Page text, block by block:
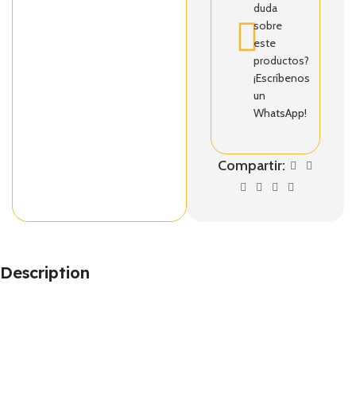
duda
sobre
este
productos?
¡Escríbenos
un
WhatsApp!
Compartir:
Description